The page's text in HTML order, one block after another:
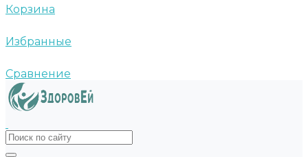
Корзина
Избранные
Сравнение